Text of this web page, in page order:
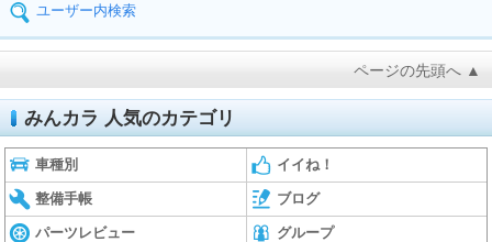
ユーザー内検索
ページの先頭へ ▲
みんカラ 人気のカテゴリ
車種別 イイね！
整備手帳 ブログ
パーツレビュー グループ